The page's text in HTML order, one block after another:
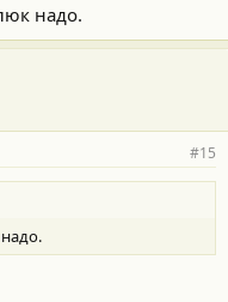
надо.
#15